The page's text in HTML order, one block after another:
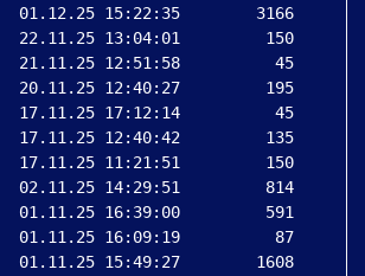
01.12.25 15:22:35        3166
22.11.25 13:04:01         150
21.11.25 12:51:58          45
20.11.25 12:40:27         195
17.11.25 17:12:14          45
17.11.25 12:40:42         135
17.11.25 11:21:51         150
02.11.25 14:29:51         814
01.11.25 16:39:00         591
01.11.25 16:09:19          87
01.11.25 15:49:27        1608